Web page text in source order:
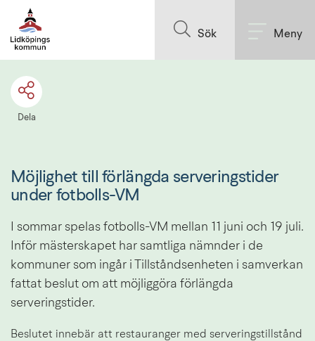
Sök Meny
Dela
Möjlighet till förlängda serveringstider
under fotbolls-VM
I sommar spelas fotbolls-VM mellan 11 juni och 19 juli.
Inför mästerskapet har samtliga nämnder i de
kommuner som ingår i Tillståndsenheten i samverkan
fattat beslut om att möjliggöra förlängda
serveringstider.
Beslutet innebär att restauranger med serveringstillstånd